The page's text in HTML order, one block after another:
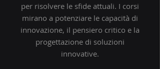
per risolvere le sfide attuali. I corsi
mirano a potenziare le capacità di
innovazione, il pensiero critico e la
progettazione di soluzioni
innovative.